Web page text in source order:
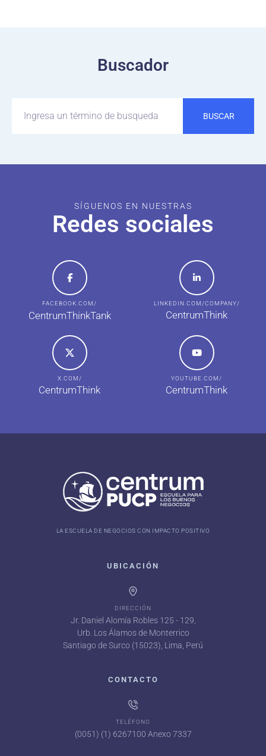
Buscador
BUSCAR
SÍGUENOS EN NUESTRAS
Redes sociales
FACEBOOK.COM/
CentrumThinkTank
LINKEDIN.COM/COMPANY/
CentrumThink
X.COM/
CentrumThink
YOUTUBE.COM/
CentrumThink
LA ESCUELA DE NEGOCIOS CON IMPACTO POSITIVO
UBICACIÓN
DIRECCIÓN
Jr. Daniel Alomía Robles 125 - 129,
Urb. Los Álamos de Monterrico
Santiago de Surco (15023), Lima, Perú
CONTACTO
TELÉFONO
(0051) (1) 6267100 Anexo 7337